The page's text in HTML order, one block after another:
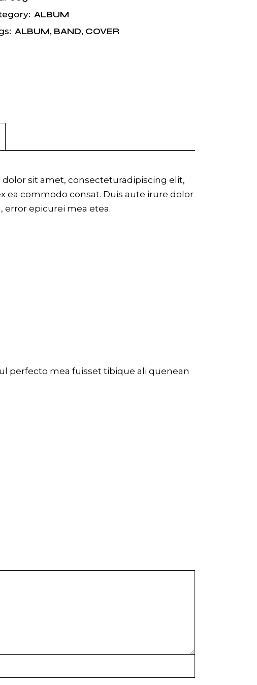
ALBUM
ALBUM, BAND, COVER
sit amet, consecteturadipiscing elit,
ea commodo consat. Duis aute irure dolor
error epicurei mea etea.
perfecto mea fuisset tibique ali quenean